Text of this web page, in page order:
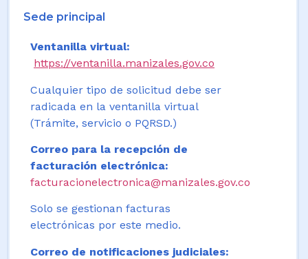
Sede principal
Ventanilla virtual:
https://ventanilla.manizales.gov.co
Cualquier tipo de solicitud debe ser
radicada en la ventanilla virtual
(Trámite, servicio o PQRSD.)
Correo para la recepción de
facturación electrónica:
facturacionelectronica@manizales.gov.co
Solo se gestionan facturas
electrónicas por este medio.
Correo de notificaciones judiciales: